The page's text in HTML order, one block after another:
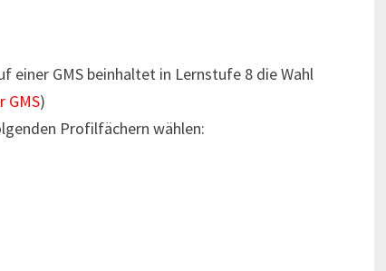
einer GMS beinhaltet in Lernstufe 8 die Wahl
GMS)
Profilfächern wählen: